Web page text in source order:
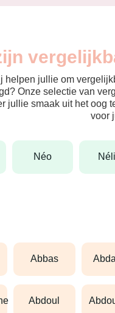
jullie om
Onze selectie van
jullie smaak uit het
voor
néo
abbas
abdoul